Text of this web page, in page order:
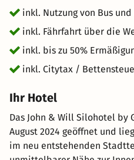
Besuch!
inkl. Nutzung von Bus und
inkl. Fährfahrt über die
inkl. bis zu 50%
inkl. Citytax /
Ihr Hotel
Das John & Will Silohotel by
August 2024 geöffnet und
im neu entstehenden